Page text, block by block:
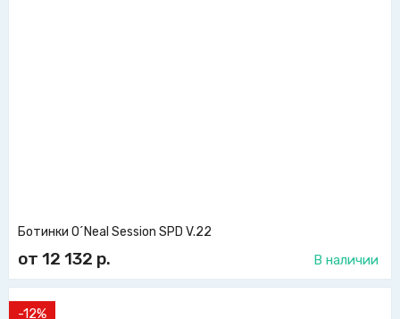
Ботинки O´Neal Session SPD V.22
от 12 132 р. В наличии
-12%